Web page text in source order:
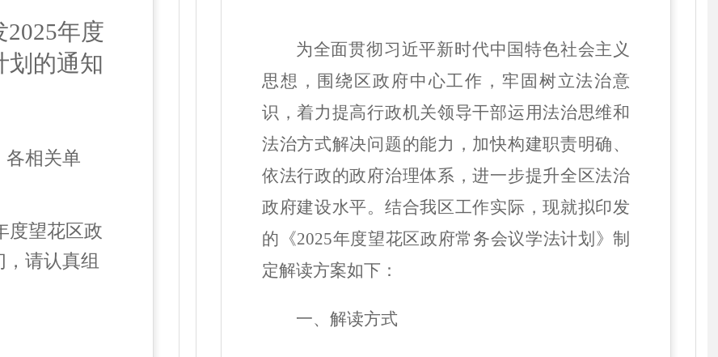
2025年度
划的通知
各相关单
度望花区政
请认真组
为全面贯彻习近平新时代中国特色社会主义
思想， 围绕 区政府中心工作，牢固树立法治意
识，着力提高行政机关领导干部运用法治思维和
法治方式解决问题的能力，加快构建职责明确、
依法行政的政府治理体系，进一步提升全区法治
政府建设水平。结合我区工作实际，现就拟印发
的 《2025年度望花区政府常务会议学法计划》制
定解读方案如下：
一、 解读方式